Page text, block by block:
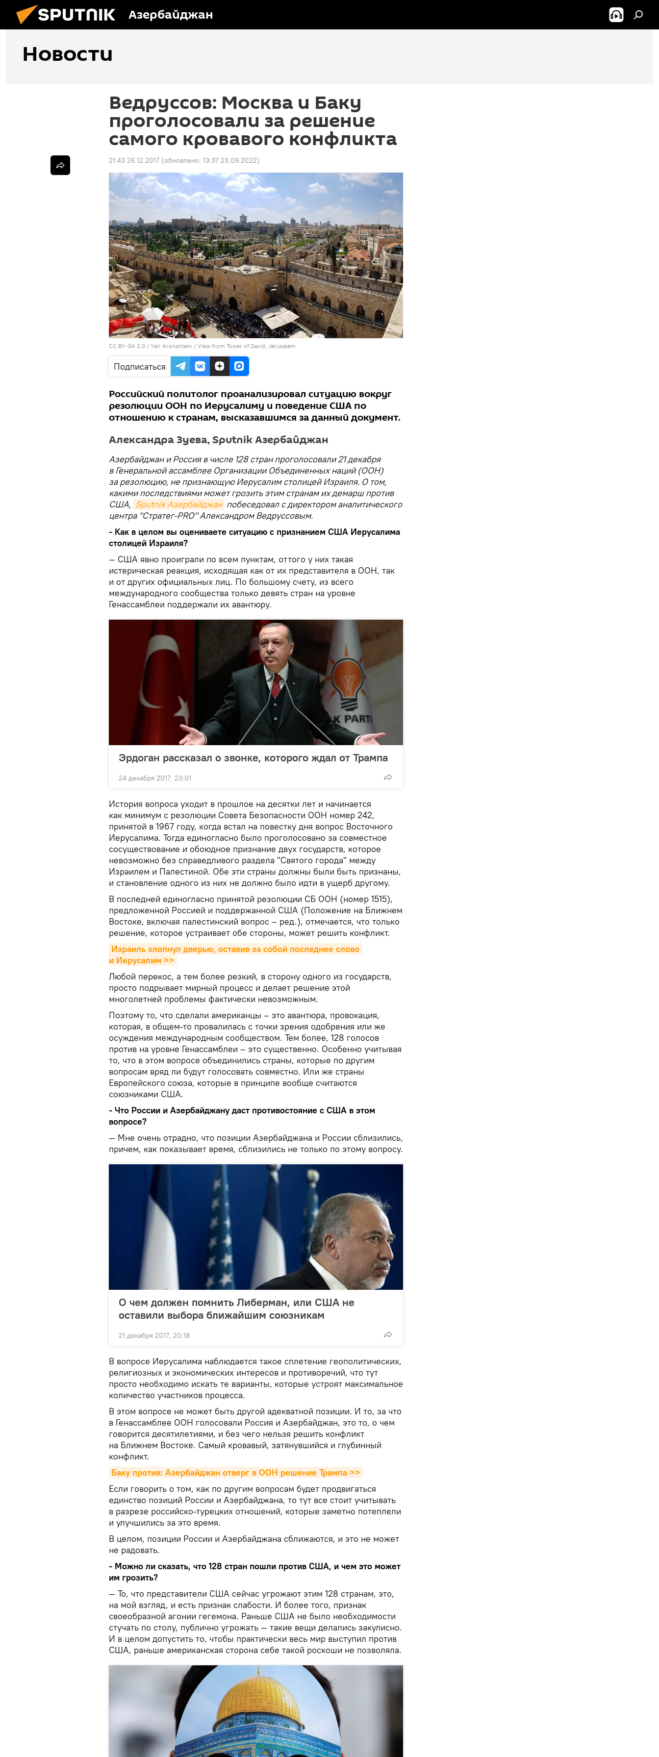
Азербайджан
Новости
Ведруссов: Москва и Баку
проголосовали за решение
самого кровавого конфликта
21:43 26.12.2017 (обновлено: 13:37 23.09.2022)
CC BY-SA 2.0 / Yair Aronshtam / View from Tower of David, Jerusalem
Подписаться
Российский политолог проанализировал ситуацию вокруг
резолюции ООН по Иерусалиму и поведение США по
отношению к странам, высказавшимся за данный документ.
Александра Зуева, Sputnik Азербайджан
Азербайджан и Россия в числе 128 стран проголосовали 21 декабря
в Генеральной ассамблее Организации Объединенных наций (ООН)
за резолюцию, не признающую Иерусалим столицей Израиля. О том,
какими последствиями может грозить этим странам их демарш против
США, Sputnik Азербайджан побеседовал с директором аналитического
центра "Стратег-PRO" Александром Ведруссовым.
- Как в целом вы оцениваете ситуацию с признанием США Иерусалима
столицей Израиля?
— США явно проиграли по всем пунктам, оттого у них такая
истерическая реакция, исходящая как от их представителя в ООН, так
и от других официальных лиц. По большому счету, из всего
международного сообщества только девять стран на уровне
Генассамблеи поддержали их авантюру.
Эрдоган рассказал о звонке, которого ждал от Трампа
24 декабря 2017, 23:01
История вопроса уходит в прошлое на десятки лет и начинается
как минимум с резолюции Совета Безопасности ООН номер 242,
принятой в 1967 году, когда встал на повестку дня вопрос Восточного
Иерусалима. Тогда единогласно было проголосовано за совместное
сосуществование и обоюдное признание двух государств, которое
невозможно без справедливого раздела "Святого города" между
Израилем и Палестиной. Обе эти страны должны были быть признаны,
и становление одного из них не должно было идти в ущерб другому.
В последней единогласно принятой резолюции СБ ООН (номер 1515),
предложенной Россией и поддержанной США (Положение на Ближнем
Востоке, включая палестинский вопрос – ред.), отмечается, что только
решение, которое устраивает обе стороны, может решить конфликт.
Израиль хлопнул дверью, оставив за собой последнее слово
и Иерусалим >>
Любой перекос, а тем более резкий, в сторону одного из государств,
просто подрывает мирный процесс и делает решение этой
многолетней проблемы фактически невозможным.
Поэтому то, что сделали американцы – это авантюра, провокация,
которая, в общем-то провалилась с точки зрения одобрения или же
осуждения международным сообществом. Тем более, 128 голосов
против на уровне Генассамблеи – это существенно. Особенно учитывая
то, что в этом вопросе объединились страны, которые по другим
вопросам вряд ли будут голосовать совместно. Или же страны
Европейского союза, которые в принципе вообще считаются
союзниками США.
- Что России и Азербайджану даст противостояние с США в этом
вопросе?
— Мне очень отрадно, что позиции Азербайджана и России сблизились,
причем, как показывает время, сблизились не только по этому вопросу.
О чем должен помнить Либерман, или США не
оставили выбора ближайшим союзникам
21 декабря 2017, 20:18
В вопросе Иерусалима наблюдается такое сплетение геополитических,
религиозных и экономических интересов и противоречий, что тут
просто необходимо искать те варианты, которые устроят максимальное
количество участников процесса.
В этом вопросе не может быть другой адекватной позиции. И то, за что
в Генассамблее ООН голосовали Россия и Азербайджан, это то, о чем
говорится десятилетиями, и без чего нельзя решить конфликт
на Ближнем Востоке. Самый кровавый, затянувшийся и глубинный
конфликт.
Баку против: Азербайджан отверг в ООН решение Трампа >>
Если говорить о том, как по другим вопросам будет продвигаться
единство позиций России и Азербайджана, то тут все стоит учитывать
в разрезе российско-турецких отношений, которые заметно потеплели
и улучшились за это время.
В целом, позиции России и Азербайджана сближаются, и это не может
не радовать.
- Можно ли сказать, что 128 стран пошли против США, и чем это может
им грозить?
— То, что представители США сейчас угрожают этим 128 странам, это,
на мой взгляд, и есть признак слабости. И более того, признак
своеобразной агонии гегемона. Раньше США не было необходимости
стучать по столу, публично угрожать — такие вещи делались закулисно.
И в целом допустить то, чтобы практически весь мир выступил против
США, раньше американская сторона себе такой роскоши не позволяла.